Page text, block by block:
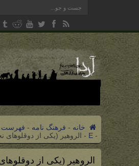
خانه - فرهنگ نامه - فهرست
-
E
- الروهیر (یکی از دوقلوهای
الروهیر (یکی از